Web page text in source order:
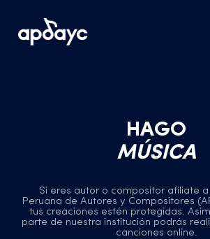
HAGO
MÚSICA
Si eres autor o compositor afíliate
Peruana de Autores y Compositores
tus creaciones estén protegidas.
parte de nuestra institución podrás
canciones online.